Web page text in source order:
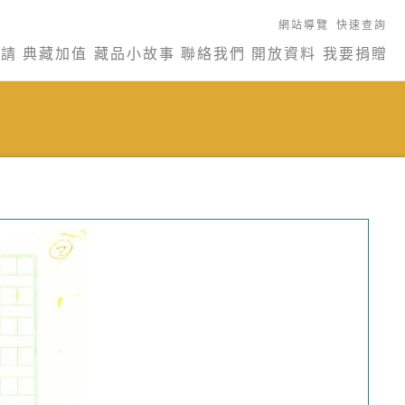
網站導覽 快速查詢
典藏加值 藏品小故事 聯絡我們 開放資料 我要捐贈